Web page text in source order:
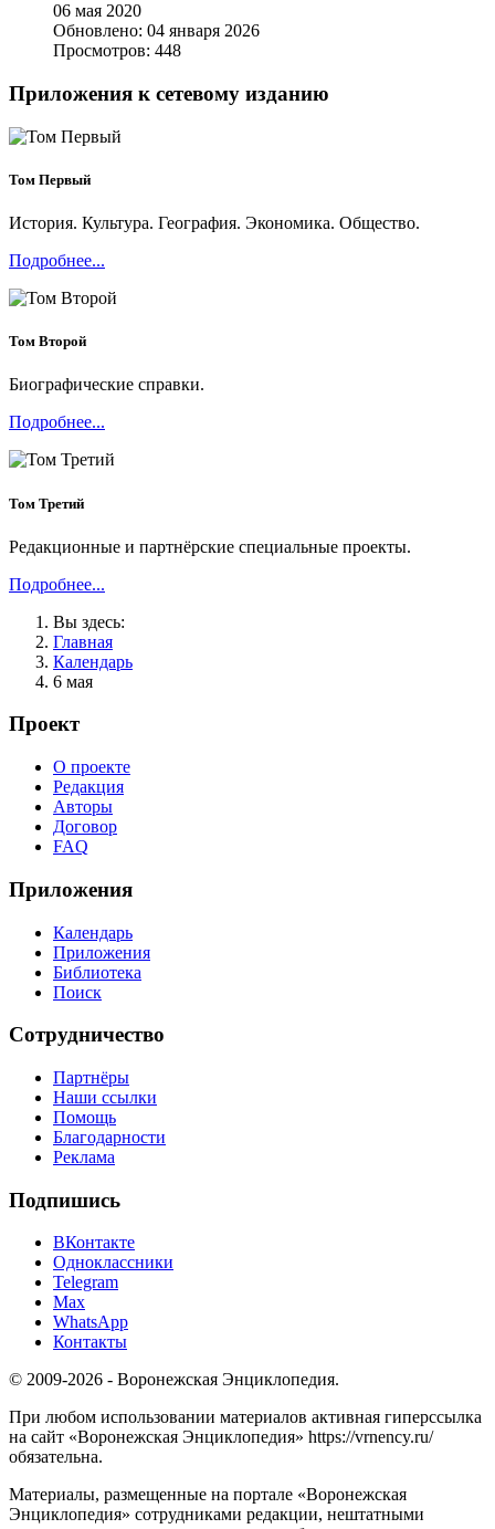
06 мая 2020
Обновлено: 04 января 2026
Просмотров: 448
Приложения к сетевому изданию
Том Первый
История. Культура. География. Экономика. Общество.
Подробнее...
Том Второй
Биографические справки.
Подробнее...
Том Третий
Редакционные и партнёрские специальные проекты.
Подробнее...
Вы здесь:
Главная
Календарь
6 мая
Проект
О проекте
Редакция
Авторы
Договор
FAQ
Приложения
Календарь
Приложения
Библиотека
Поиск
Сотрудничество
Партнёры
Наши ссылки
Помощь
Благодарности
Реклама
Подпишись
ВКонтакте
Одноклассники
Telegram
Max
WhatsApp
Контакты
© 2009-2026 - Воронежская Энциклопедия.
При любом использовании материалов активная гиперссылка
на сайт «Воронежская Энциклопедия» https://vrnency.ru/
обязательна.
Материалы, размещенные на портале «Воронежская
Энциклопедия» сотрудниками редакции, нештатными